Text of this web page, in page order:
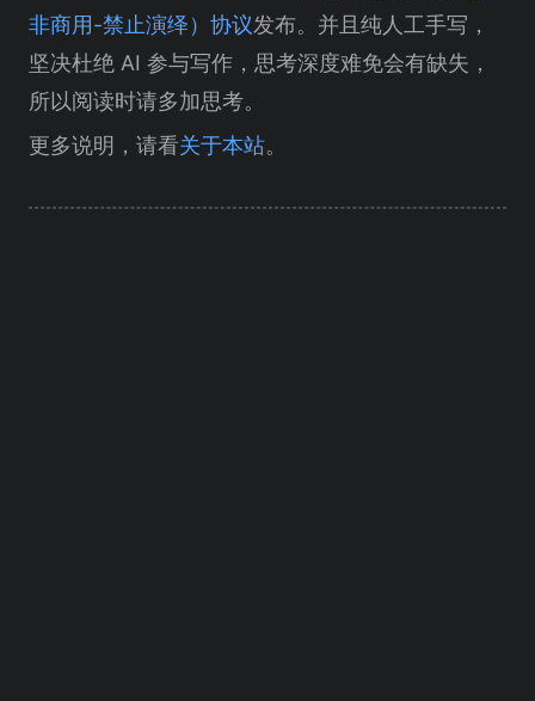
非商用-禁止演绎）协议发布。并且纯人工手写，
坚决杜绝 AI 参与写作，思考深度难免会有缺失，
所以阅读时请多加思考。
更多说明，请看关于本站。